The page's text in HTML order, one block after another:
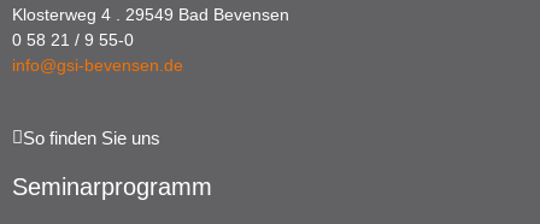
Klosterweg 4 . 29549 Bad Bevensen
0 58 21 / 9 55-0
info@gsi-bevensen.de
So finden Sie uns
Seminarprogramm